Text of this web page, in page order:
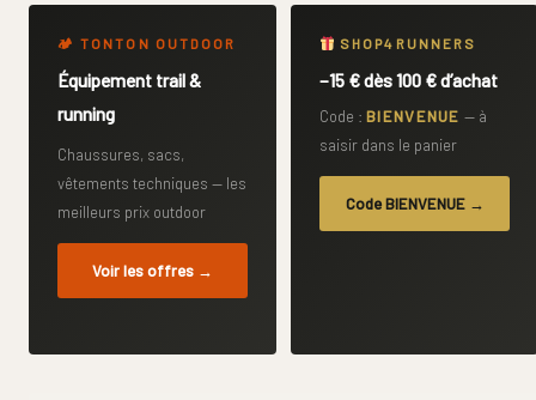
🏕 TONTON OUTDOOR
Équipement trail &
running
Chaussures, sacs,
vêtements techniques — les
meilleurs prix outdoor
Voir les offres →
SHOP4RUNNERS
−15 € dès 100 € d’achat
Code : BIENVENUE — à
saisir dans le panier
Code BIENVENUE →